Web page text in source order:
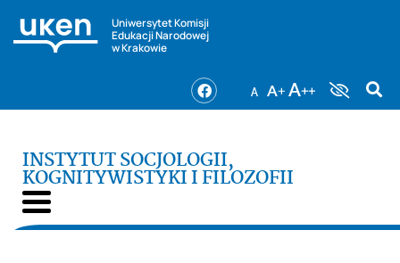
Uniwersytet Komisji
Edukacji Narodowej
w Krakowie
INSTYTUT SOCJOLOGII,
KOGNITYWISTYKI I FILOZOFII